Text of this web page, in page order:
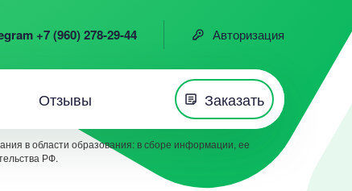
+7 (960) 278-29-44 Авторизация
Отзывы Заказать
в области образования: в сборе информации, ее
РФ.